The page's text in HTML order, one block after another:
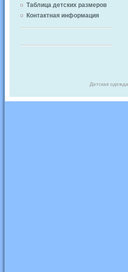
Таблица детских размеров
Контактная информация
Детская